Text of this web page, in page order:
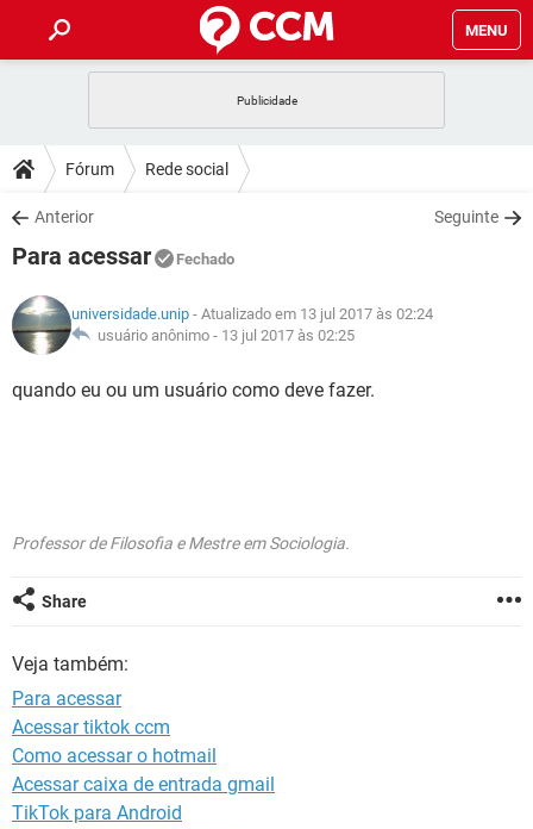
MENU
CELULAR
OUTLOOK
INSTAGRAM
GUIA DE COMPRAS
DICAS
JOGOS
INSTAGRAM GMAIL
GUIA DE COMPRAS
DOWNLOADS
JOGOS
CELULAR
OUTLOOK EXCEL
INSTAGRAM GMAIL
JOGOS WHATSAPP
CELULAR
OUTLOOK EXCEL
GLOSSÁRIO
JOGOS WHATSAPP
GUIA DE COMPRAS
Fórum Rede social
Anterior Seguinte
Para acessar Fechado
universidade.unip - Atualizado em 13 jul 2017 às 02:24
usuário anônimo - 13 jul 2017 às 02:25
quando eu ou um usuário como deve fazer.
Professor de Filosofia e Mestre em Sociologia.
Share
Veja também:
Para acessar
Acessar tiktok ccm
Como acessar o hotmail
Acessar caixa de entrada gmail
TikTok para Android